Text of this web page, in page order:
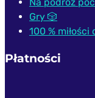
Gry 🎲
100 %
Płatności